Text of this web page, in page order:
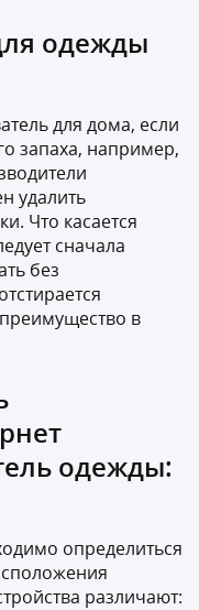
одежды
для дома, если
запаха, например,
удалить
Что касается
сначала
без
в
одежды:
определиться
различают: